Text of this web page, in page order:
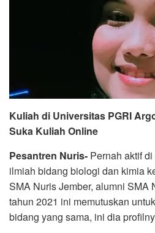
Kuliah di Universitas PGRI
Suka Kuliah Online
Pesantren Nuris- Pernah aktif
ilmiah bidang biologi dan kimia
SMA Nuris Jember, alumni SMA
tahun 2021 ini memutuskan
bidang yang sama, ini dia